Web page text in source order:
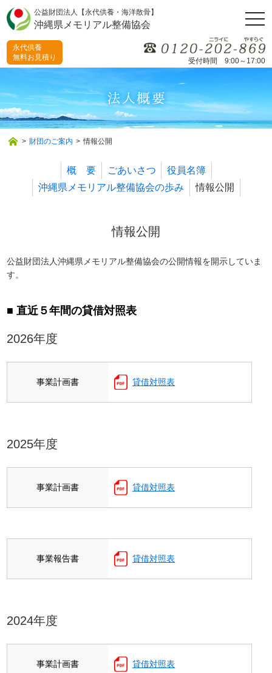
公益財団法人【永代供養・海洋散骨】
沖縄県メモリアル整備協会
受付時間 9:00～17:00
永代供養
無料お見積り
> 財団のご案内 > 情報公開
概 要 ごあいさつ
役員名簿
沖縄県メモリアル整備協会の歩み
情報公開
情報公開
公益財団法人沖縄県メモリアル整備協会の公開情報を開示していま
す。
■ 直近５年間の貸借対照表
2026年度
事業計画書 貸借対照表
2025年度
事業計画書 貸借対照表
事業報告書 貸借対照表
2024年度
事業計画書 貸借対照表